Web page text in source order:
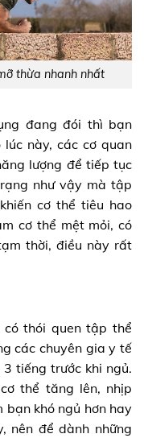
thừa nhanh nhất
đang đói thì bạn
này, các cơ quan
lượng để tiếp tục
như vậy mà tập
cơ thể tiêu hao
cơ thể mệt mỏi, có
thời, điều này rất
có thói quen tập thể
các chuyên gia y tế
tiếng trước khi ngủ.
thể tăng lên, nhịp
bạn khó ngủ hơn hay
nên để dành những